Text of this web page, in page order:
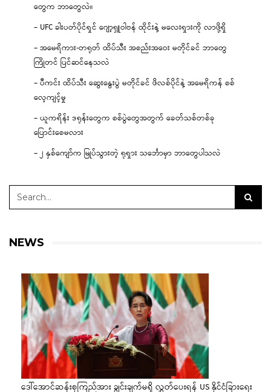
တွေက ဘာတွေလဲ။
– UFC ခါးပတ်ပိုင်ရှင် ဂျော့ရှူဝါဗန် ထိုင်းနဲ့ မလေးရှားကို လာဖို့ရှိ
– အမေရိကား-တရုတ် ထိပ်သီး အစည်းအဝေး မတိုင်ခင် ဘာတွေ
ကြိုတင် ပြင်ဆင်နေသလဲ
– ပီကင်း ထိပ်သီး ဆွေးနွေးပွဲ မတိုင်ခင် ဖိလစ်ပိုင်နဲ့ အမေရိကန် စစ်
လေ့ကျင့်မှု
– ယူကရိန်း ဒရုန်းတွေက စစ်ပွဲတွေအတွက် ခေတ်သစ်တစ်ခု
ပြောင်းစေမလား
– ၂ နှစ်ကျော်က မြုပ်သွားတဲ့ ရုရှား သင်္ဘောမှာ ဘာတွေပါသလဲ
NEWS
ဒေါ်အောင်ဆန်းစုကြည်အား ချွင်းချက်မရှိ လွှတ်ပေးရန် US နိုင်ငံခြားရေး